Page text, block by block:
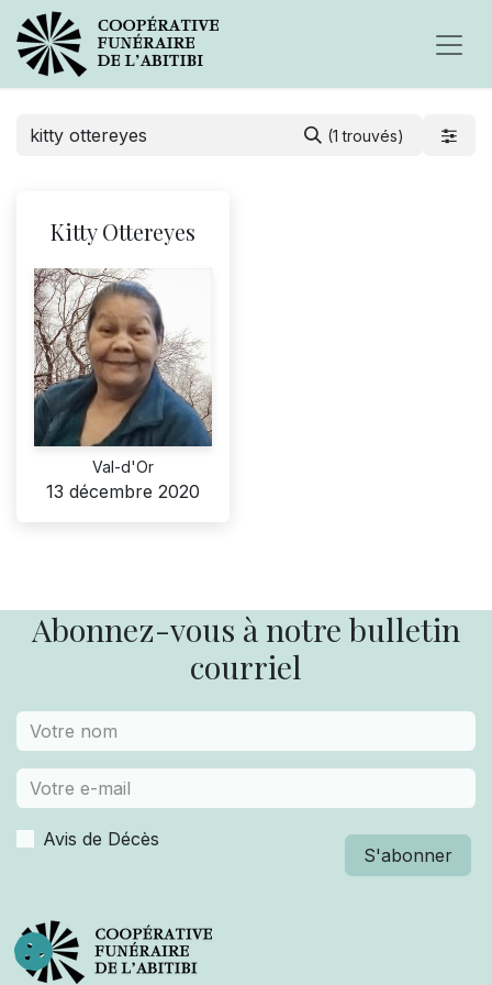
(1 trouvés)
Kitty Ottereyes
Val-d'Or
13 décembre 2020
Abonnez-vous à notre bulletin
courriel
Avis de Décès
S'abonner